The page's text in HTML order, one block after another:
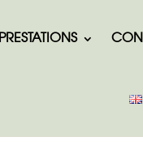
PRESTATIONS